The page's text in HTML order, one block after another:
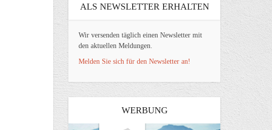
ALS NEWSLETTER ERHALTEN
Wir versenden täglich einen Newsletter mit
den aktuellen Meldungen.
Melden Sie sich für den Newsletter an!
WERBUNG